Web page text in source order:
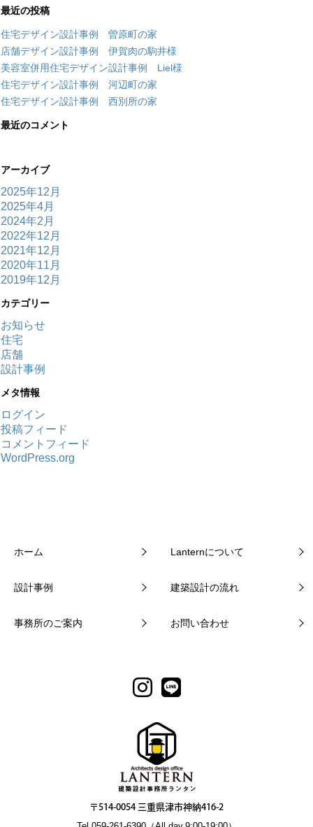
最近の投稿
住宅デザイン設計事例 曽原町の家
店舗デザイン設計事例 伊賀肉の駒井様
美容室併用住宅デザイン設計事例 Liel様
住宅デザイン設計事例 河辺町の家
住宅デザイン設計事例 西別所の家
最近のコメント
アーカイブ
2025年12月
2025年4月
2024年2月
2022年12月
2021年12月
2020年11月
2019年12月
カテゴリー
お知らせ
住宅
店舗
設計事例
メタ情報
ログイン
投稿フィード
コメントフィード
WordPress.org
ホーム Lanternについて
設計事例 建築設計の流れ
事務所のご案内 お問い合わせ
〒514-0054 三重県津市神納416-2